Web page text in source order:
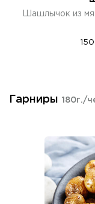
Шашлычок из
150
Гарниры 180г./